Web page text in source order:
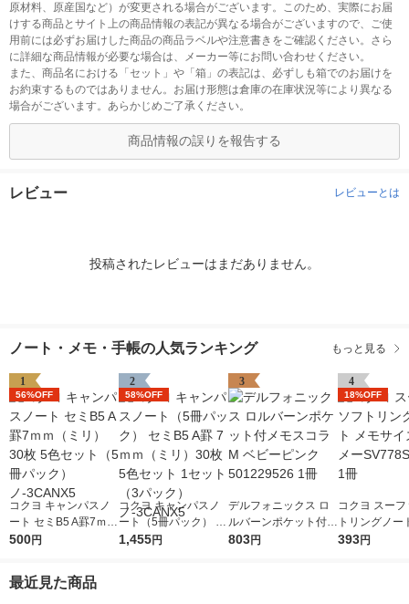
原材料、原産国など）が変更される場合がございます。このため、実際にお届
けする商品とサイト上の商品情報の表記が異なる場合がございますので、ご使
用前には必ずお届けした商品の商品ラベルや注意書きをご確認ください。さら
に詳細な商品情報が必要な場合は、メーカー等にお問い合わせください。
また、商品名における「セット」や「箱」の表記は、必ずしも箱でのお届けを
お約束するものではありません。お届け形態は倉庫の在庫状況等により異なる
場合がございます。あらかじめご了承ください。
商品情報の誤りを報告する
レビュー レビューとは
投稿されたレビューはまだありません。
ノート・メモ・手帳の人気ランキング もっと見る
1
56%OFF
コクヨ キャンパスノ
ート セミB5 A罫7ｍｍ
（ミリ） 30枚 5色セ
500円
2
58%OFF
コクヨ キャンパスノ
ート（5冊パック） セ
ミB5 A罫 7ｍｍ（ミ
1,455円
3
デルフォニックス ロ
ルバーンポケット付メ
モスコラM ベビーピ
803円
4
18%OFF
コクヨ スー
トリングノー
サイズ 青 メ
393円
最近見た商品